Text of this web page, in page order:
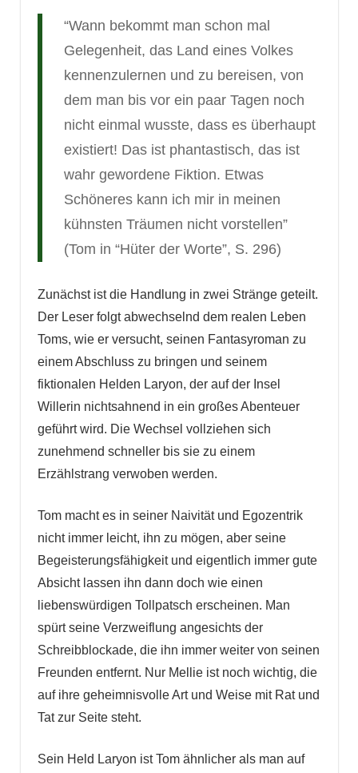
“Wann bekommt man schon mal
Gelegenheit, das Land eines Volkes
kennenzulernen und zu bereisen, von
dem man bis vor ein paar Tagen noch
nicht einmal wusste, dass es überhaupt
existiert! Das ist phantastisch, das ist
wahr gewordene Fiktion. Etwas
Schöneres kann ich mir in meinen
kühnsten Träumen nicht vorstellen”
(Tom in “Hüter der Worte”, S. 296)
Zunächst ist die Handlung in zwei Stränge geteilt.
Der Leser folgt abwechselnd dem realen Leben
Toms, wie er versucht, seinen Fantasyroman zu
einem Abschluss zu bringen und seinem
fiktionalen Helden Laryon, der auf der Insel
Willerin nichtsahnend in ein großes Abenteuer
geführt wird. Die Wechsel vollziehen sich
zunehmend schneller bis sie zu einem
Erzählstrang verwoben werden.
Tom macht es in seiner Naivität und Egozentrik
nicht immer leicht, ihn zu mögen, aber seine
Begeisterungsfähigkeit und eigentlich immer gute
Absicht lassen ihn dann doch wie einen
liebenswürdigen Tollpatsch erscheinen. Man
spürt seine Verzweiflung angesichts der
Schreibblockade, die ihn immer weiter von seinen
Freunden entfernt. Nur Mellie ist noch wichtig, die
auf ihre geheimnisvolle Art und Weise mit Rat und
Tat zur Seite steht.
Sein Held Laryon ist Tom ähnlicher als man auf